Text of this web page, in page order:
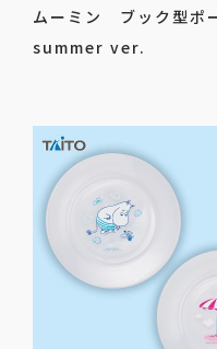
ムーミン ブック型ポ
summer ver.